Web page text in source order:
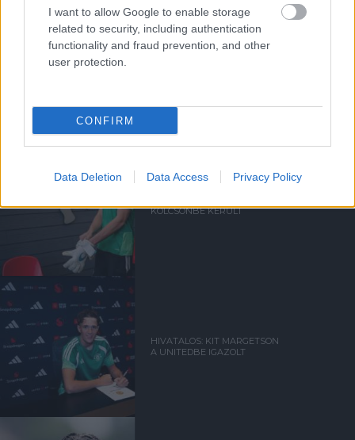
I want to allow Google to enable storage
related to security, including authentication
functionality and fraud prevention, and other
user protection.
CONFIRM
Data Deletion Data Access Privacy Policy
Kapcsolódó hírek
AKADÉMIAI CSAPAT
KÖLCSÖNBE KERÜLT
HIVATALOS: KIT MARGETSON
A UNITEDBE IGAZOLT